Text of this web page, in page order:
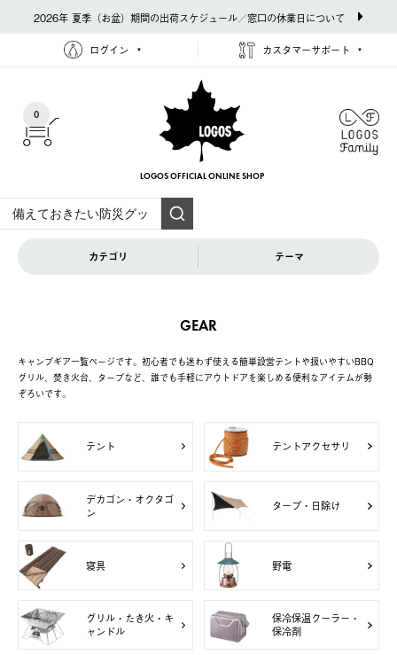
2026年 夏季（お盆）期間の出荷スケジュール／窓口の休業日について
ログイン カスタマーサポート
0
LOGOS OFFICIAL ONLINE SHOP
カテゴリ テーマ
GEAR
キャンプギア一覧ページです。初心者でも迷わず使える簡単設営テントや扱いやすいBBQ
グリル、焚き火台、タープなど、誰でも手軽にアウトドアを楽しめる便利なアイテムが勢
ぞろいです。
テント テントアクセサリ
デカゴン・オクタゴ
ン
タープ・日除け
寝具 野電
グリル・たき火・キ
ャンドル
保冷保温クーラー・
保冷剤